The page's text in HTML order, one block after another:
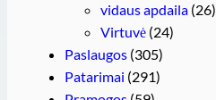
vidaus apdaila (26)
Virtuvė (24)
Paslaugos (305)
Patarimai (291)